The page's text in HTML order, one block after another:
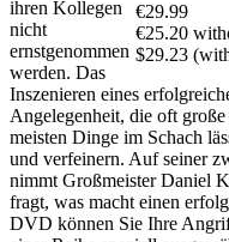
€29.99
€25.20
$29.23
ihren Kollegen
nicht
ernstgenommen
werden. Das
Inszenieren eines
Angelegenheit, die oft
meisten Dinge im Schach
und verfeinern. Auf seiner
nimmt Großmeister Daniel
fragt, was macht einen
DVD können Sie Ihre